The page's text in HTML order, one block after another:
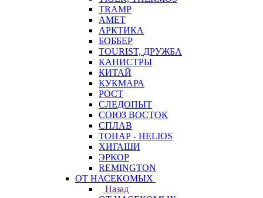
TRAMP
АМЕТ
АРКТИКА
БОББЕР
TOURIST, ДРУЖБА
КАНИСТРЫ
КИТАЙ
КУКМАРА
РОСТ
СЛЕДОПЫТ
СОЮЗ ВОСТОК
СПЛАВ
ТОНАР - HELIOS
ХИГАШИ
ЭРКОР
REMINGTON
ОТ НАСЕКОМЫХ
Назад